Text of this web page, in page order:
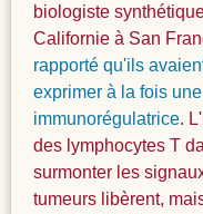
biologiste
Californie à San
rapporté qu'ils
exprimer à la fois
immunorégulatrice.
des lymphocytes T
surmonter les
tumeurs libèrent,